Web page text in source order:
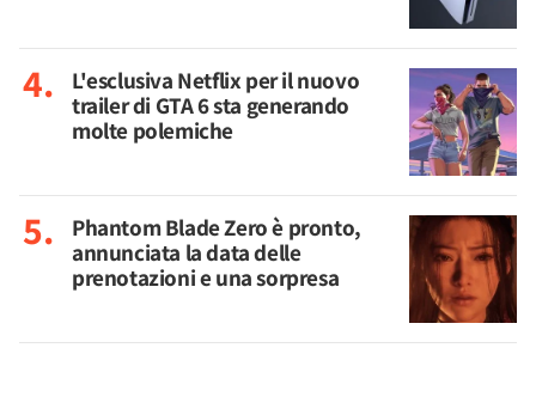
L'esclusiva Netflix per il nuovo
trailer di GTA 6 sta generando
molte polemiche
Phantom Blade Zero è pronto,
annunciata la data delle
prenotazioni e una sorpresa